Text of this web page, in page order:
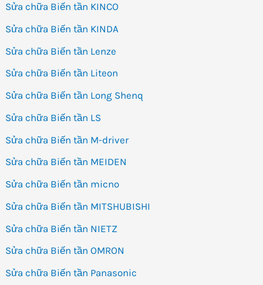
Sửa chữa Biến tần KINCO
Sửa chữa Biến tần KINDA
Sửa chữa Biến tần Lenze
Sửa chữa Biến tần Liteon
Sửa chữa Biến tần Long Shenq
Sửa chữa Biến tần LS
Sửa chữa Biến tần M-driver
Sửa chữa Biến tần MEIDEN
Sửa chữa Biến tần micno
Sửa chữa Biến tần MITSHUBISHI
Sửa chữa Biến tần NIETZ
Sửa chữa Biến tần OMRON
Sửa chữa Biến tần Panasonic